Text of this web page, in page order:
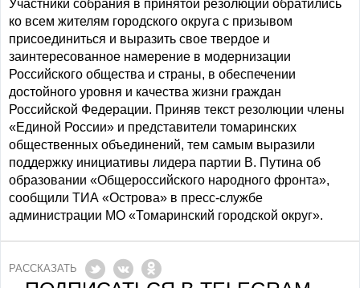
Участники собрания в принятой резолюции обратились
ко всем жителям городского округа с призывом
присоединиться и выразить свое твердое и
заинтересованное намерение в модернизации
Российского общества и страны, в обеспечении
достойного уровня и качества жизни граждан
Российской Федерации. Приняв текст резолюции члены
«Единой России» и представители томаринских
общественных объединений, тем самым выразили
поддержку инициативы лидера партии В. Путина об
образовании «Общероссийского народного фронта»,
сообщили ТИА «Острова» в пресс-службе
администрации МО «Томаринский городской округ».
РАССКАЗАТЬ